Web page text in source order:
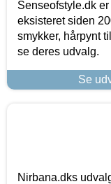
Senseofstyle.dk
eksisteret siden
smykker, hårpynt
se deres udvalg.
Se
Nirbana.dks